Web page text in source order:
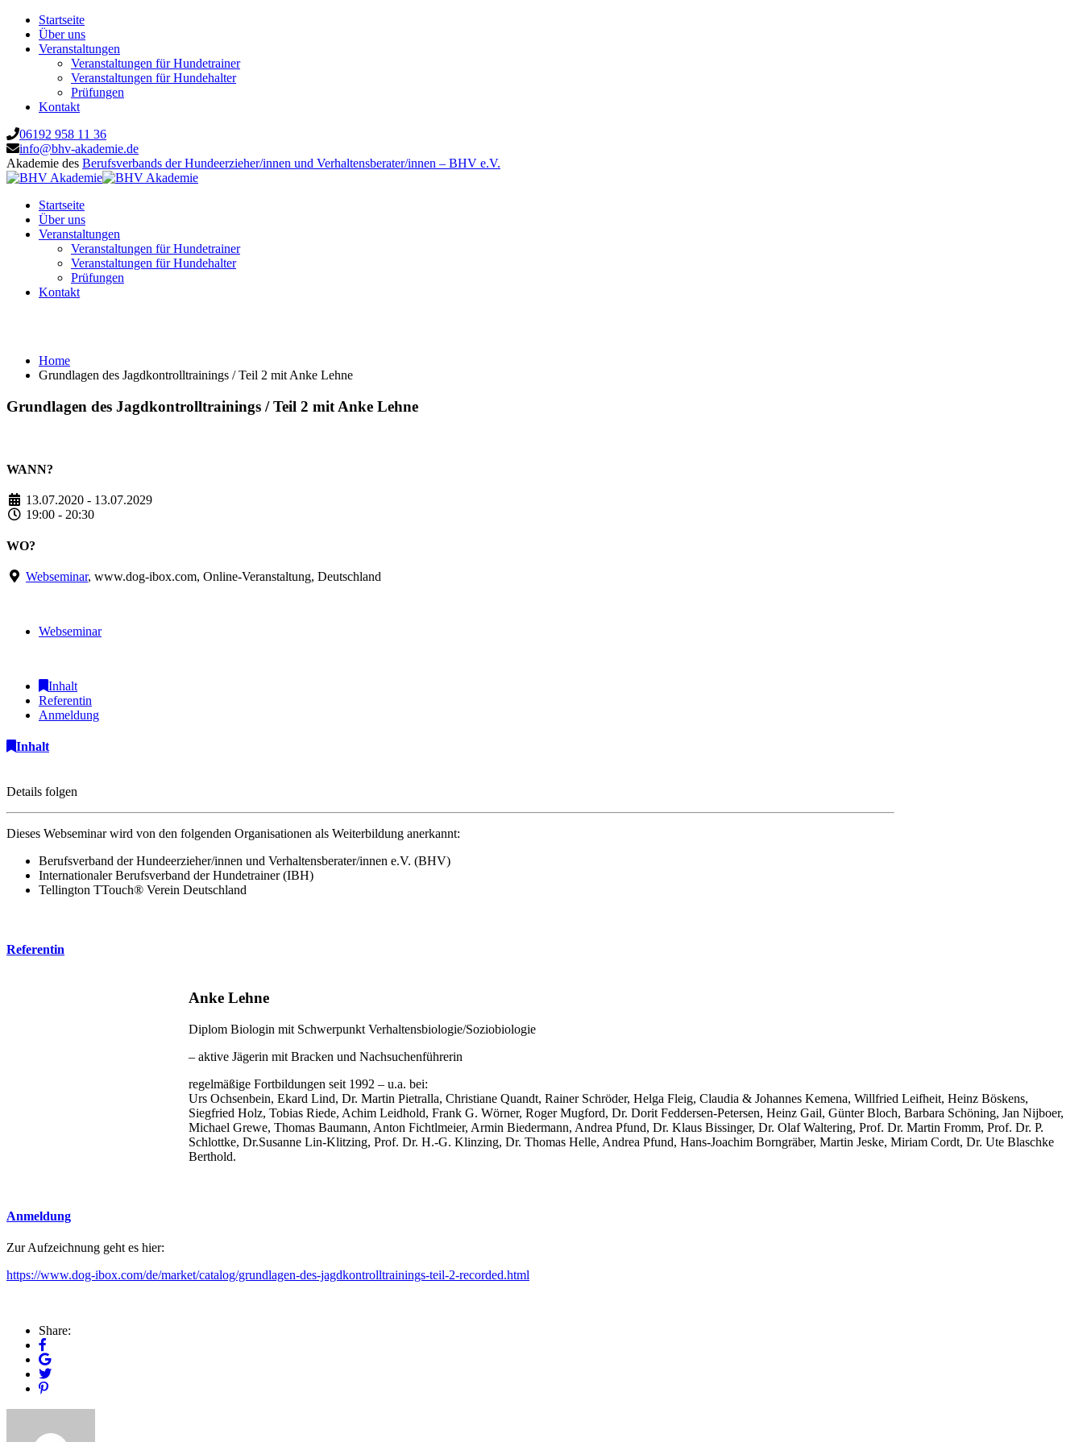
Startseite
Über uns
Veranstaltungen
Veranstaltungen für Hundetrainer
Veranstaltungen für Hundehalter
Prüfungen
Kontakt
06192 958 11 36
info@bhv-akademie.de
Akademie des Berufsverbands der Hundeerzieher/innen und Verhaltensberater/innen – BHV e.V.
Startseite
Über uns
Veranstaltungen
Veranstaltungen für Hundetrainer
Veranstaltungen für Hundehalter
Prüfungen
Kontakt
Home
Grundlagen des Jagdkontrolltrainings / Teil 2 mit Anke Lehne
Grundlagen des Jagdkontrolltrainings / Teil 2 mit Anke Lehne
WANN?
13.07.2020 - 13.07.2029
19:00 - 20:30
WO?
Webseminar, www.dog-ibox.com, Online-Veranstaltung, Deutschland
Webseminar
Inhalt
Referentin
Anmeldung
Inhalt
Details folgen
Dieses Webseminar wird von den folgenden Organisationen als Weiterbildung anerkannt:
Berufsverband der Hundeerzieher/innen und Verhaltensberater/innen e.V. (BHV)
Internationaler Berufsverband der Hundetrainer (IBH)
Tellington TTouch® Verein Deutschland
Referentin
Anke Lehne
Diplom Biologin mit Schwerpunkt Verhaltensbiologie/Soziobiologie
– aktive Jägerin mit Bracken und Nachsuchenführerin
regelmäßige Fortbildungen seit 1992 – u.a. bei:
Urs Ochsenbein, Ekard Lind, Dr. Martin Pietralla, Christiane Quandt, Rainer Schröder, Helga Fleig, Claudia & Johannes Kemena, Willfried Leifheit, Heinz Böskens,
Siegfried Holz, Tobias Riede, Achim Leidhold, Frank G. Wörner, Roger Mugford, Dr. Dorit Feddersen-Petersen, Heinz Gail, Günter Bloch, Barbara Schöning, Jan Nijboer,
Michael Grewe, Thomas Baumann, Anton Fichtlmeier, Armin Biedermann, Andrea Pfund, Dr. Klaus Bissinger, Dr. Olaf Waltering, Prof. Dr. Martin Fromm, Prof. Dr. P.
Schlottke, Dr.Susanne Lin-Klitzing, Prof. Dr. H.-G. Klinzing, Dr. Thomas Helle, Andrea Pfund, Hans-Joachim Borngräber, Martin Jeske, Miriam Cordt, Dr. Ute Blaschke
Berthold.
Anmeldung
Zur Aufzeichnung geht es hier:
https://www.dog-ibox.com/de/market/catalog/grundlagen-des-jagdkontrolltrainings-teil-2-recorded.html
Share: